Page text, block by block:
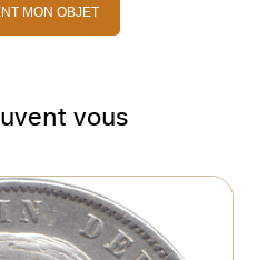
MON OBJET
vous